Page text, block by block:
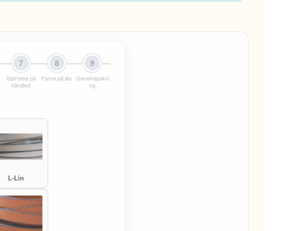
7
Størrelse på
håndled
8
Farve på lås
9
Gaveindpakni
ng
L-Lin